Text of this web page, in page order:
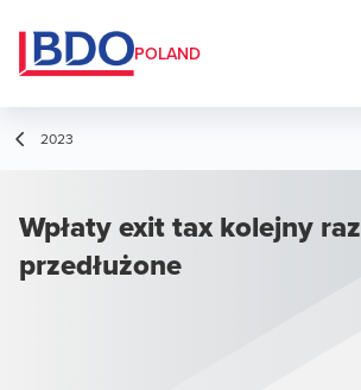
POLAND
2023
Wpłaty exit tax kolejny raz
przedłużone